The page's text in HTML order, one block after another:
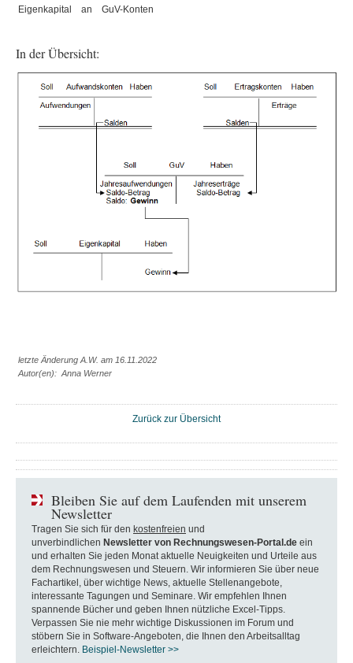
Eigenkapital
an GuV-Konten
In der Übersicht:
letzte Änderung A.W. am 16.11.2022
Autor(en): Anna Werner
Zurück zur Übersicht
Bleiben Sie auf dem Laufenden mit unserem
Newsletter
Tragen Sie sich für den kostenfreien und
unverbindlichen Newsletter von Rechnungswesen-Portal.de ein
und erhalten Sie jeden Monat aktuelle Neuigkeiten und Urteile aus
dem Rechnungswesen und Steuern. Wir informieren Sie über neue
Fachartikel, über wichtige News, aktuelle Stellenangebote,
interessante Tagungen und Seminare. Wir empfehlen Ihnen
spannende Bücher und geben Ihnen nützliche Excel-Tipps.
Verpassen Sie nie mehr wichtige Diskussionen im Forum und
stöbern Sie in Software-Angeboten, die Ihnen den Arbeitsalltag
erleichtern. Beispiel-Newsletter >>